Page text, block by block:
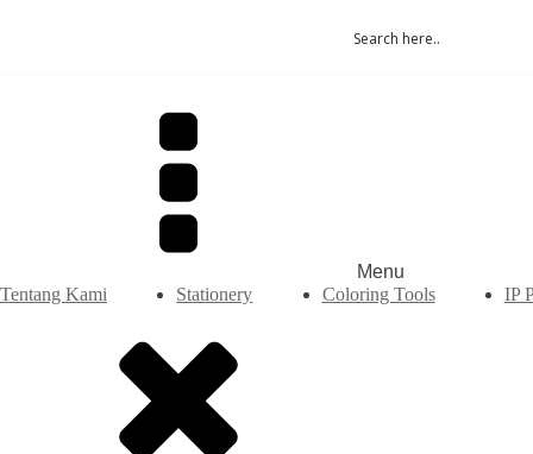
Menu
Tentang Kami
Stationery Coloring Tools IP